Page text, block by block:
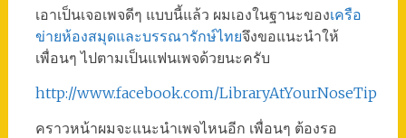
เอาเป็นเจอเพจดีๆ แบบนี้แล้ว ผมเองในฐานะของเครือ
ข่ายห้องสมุดและบรรณารักษ์ไทยจึงขอแนะนำให้
เพื่อนๆ ไปตามเป็นแฟนเพจด้วยนะครับ
http://www.facebook.com/LibraryAtYourNoseTip
คราวหน้าผมจะแนะนำเพจไหนอีก เพื่อนๆ ต้องรอ